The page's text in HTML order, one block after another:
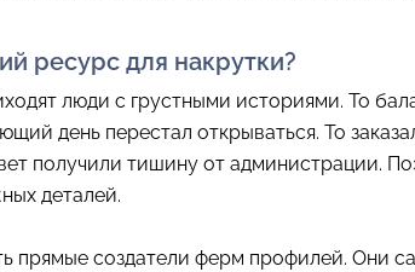
ресурс для накрутки?
люди с грустными историями. То
день перестал открываться. То
получили тишину от администрации.
деталей.
прямые создатели ферм профилей. Они